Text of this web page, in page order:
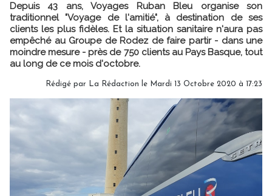
Depuis 43 ans, Voyages Ruban Bleu organise son
traditionnel "Voyage de l'amitié", à destination de ses
clients les plus fidèles. Et la situation sanitaire n'aura pas
empêché au Groupe de Rodez de faire partir - dans une
moindre mesure - près de 750 clients au Pays Basque, tout
au long de ce mois d'octobre.
Rédigé par La Rédaction le Mardi 13 Octobre 2020 à 17:23